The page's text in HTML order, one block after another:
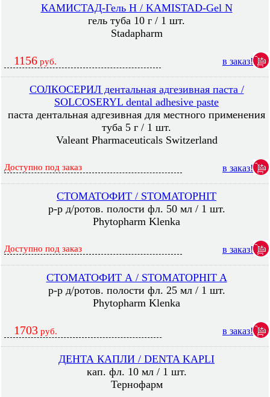
КАМИСТАД-Гель Н / KAMISTAD-Gel N
гель туба 10 г / 1 шт.
Stadapharm
1156 руб. в заказ!
СОЛКОСЕРИЛ дентальная адгезивная паста /
SOLCOSERYL dental adhesive paste
паста дентальная адгезивная для местного применения
туба 5 г / 1 шт.
Valeant Pharmaceuticals Switzerland
Доступно под заказ в заказ!
СТОМАТОФИТ / STOMATOPHIT
р-р д/ротов. полости фл. 50 мл / 1 шт.
Phytopharm Klenka
Доступно под заказ в заказ!
СТОМАТОФИТ А / STOMATOPHIT A
р-р д/ротов. полости фл. 25 мл / 1 шт.
Phytopharm Klenka
1703 руб. в заказ!
ДЕНТА КАПЛИ / DENTA KAPLI
кап. фл. 10 мл / 1 шт.
Тернофарм